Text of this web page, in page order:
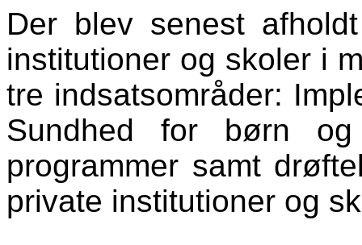
Der blev senest
institutioner og skoler i
tre indsatsområder:
Sundhed for børn og
programmer samt
private institutioner og